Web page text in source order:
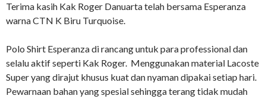
Terima kasih Kak Roger Danuarta telah bersama Esperanza
warna CTN K Biru Turquoise.
Polo Shirt Esperanza di rancang untuk para professional dan
selalu aktif seperti Kak Roger. Menggunakan material Lacoste
Super yang dirajut khusus kuat dan nyaman dipakai setiap hari.
Pewarnaan bahan yang spesial sehingga terang tidak mudah